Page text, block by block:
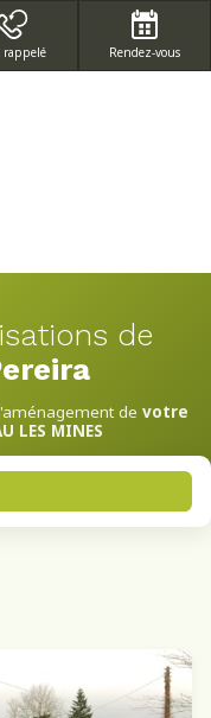
rappelé Rendez-vous
de
de votre
LES MINES